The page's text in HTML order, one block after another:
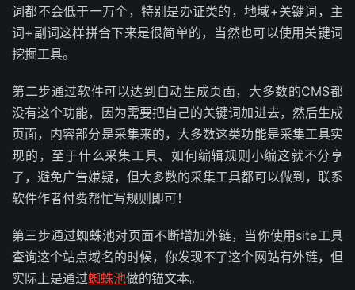
词都不会低于一万个，特别是办证类的，地域+关键词，主
词+副词这样拼合下来是很简单的，当然也可以使用关键词
挖掘工具。
第二步通过软件可以达到自动生成页面，大多数的CMS都
没有这个功能，因为需要把自己的关键词加进去，然后生成
页面，内容部分是采集来的，大多数这类功能是采集工具实
现的，至于什么采集工具、如何编辑规则小编这就不分享
了，避免广告嫌疑，但大多数的采集工具都可以做到，联系
软件作者付费帮忙写规则即可！
第三步通过蜘蛛池对页面不断增加外链，当你使用site工具
查询这个站点域名的时候，你发现不了这个网站有外链，但
实际上是通过蜘蛛池做的锚文本。